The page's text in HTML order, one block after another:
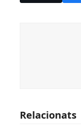
Relacionats